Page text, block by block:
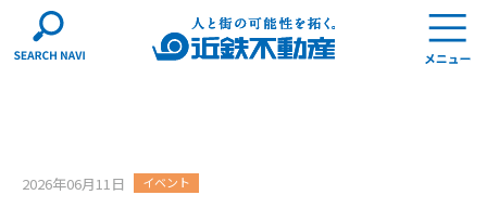
2026年06月11日 イベント